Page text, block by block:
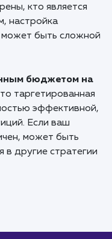
в нишевых
реклама
полезно для
сегментах.
повысить
товаре или